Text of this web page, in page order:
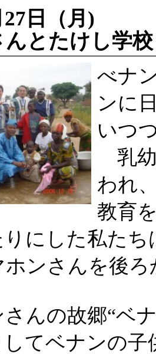
日（月)
とたけし学校
べナ
ンに
いつ
乳幼
われ
教育
りにした私た
ホンさんを後
んの故郷“ベ
してベナンの